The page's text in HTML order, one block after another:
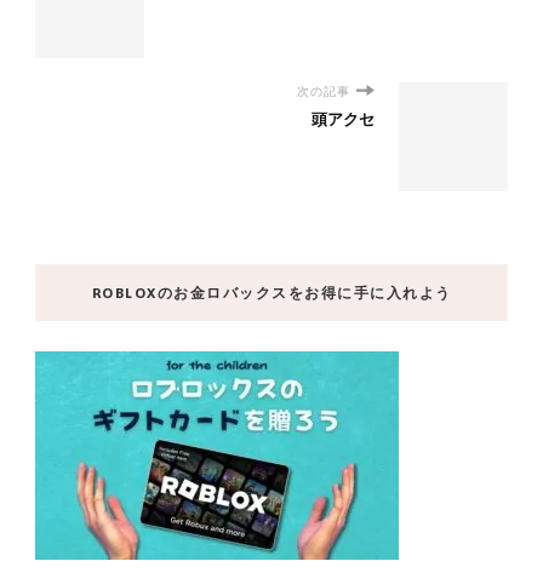
次の記事
頭アクセ
ROBLOXのお金ロバックスをお得に手に入れよう